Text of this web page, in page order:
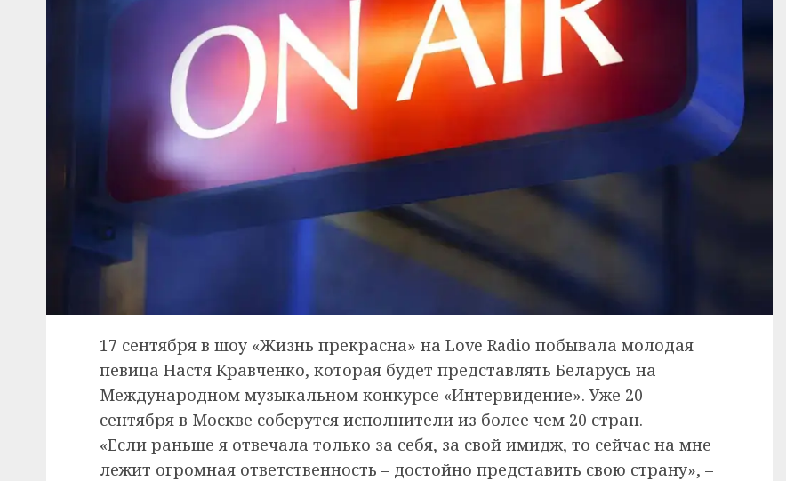
17 сентября в шоу «Жизнь прекрасна» на Love Radio побывала молодая
певица Настя Кравченко, которая будет представлять Беларусь на
Международном музыкальном конкурсе «Интервидение». Уже 20
сентября в Москве соберутся исполнители из более чем 20 стран.
«Если раньше я отвечала только за себя, за свой имидж, то сейчас на мне
лежит огромная ответственность – достойно представить свою страну», –